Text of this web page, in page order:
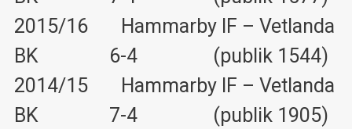
2015/16 Hammarby IF – Vetlanda
BK 6-4 (publik 1544)
2014/15 Hammarby IF – Vetlanda
BK 7-4 (publik 1905)